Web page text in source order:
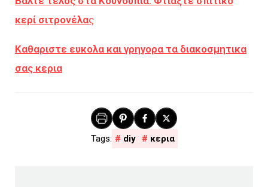
κερί σιτρονέλας
Καθαριστε ευκολα και γρηγορα τα διακοσμητικα
σας κερια
diy κερια